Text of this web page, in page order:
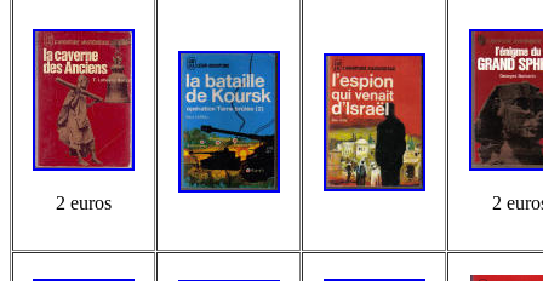
2 euros 2